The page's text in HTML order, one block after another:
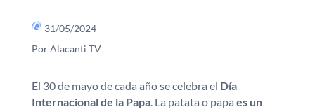
31/05/2024
Por Alacanti TV
El 30 de mayo de cada año se celebra el Día
Internacional de la Papa. La patata o papa es un